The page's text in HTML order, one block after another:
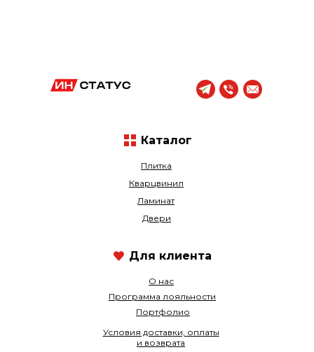
Плитка
Кварцвинил
О нас
Ламинат
Программа лояльности
Двери
Портфолио
Условия доставки, оплаты
и возврата
Каталог
Для клиента